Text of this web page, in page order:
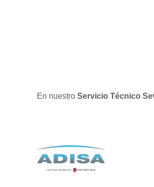
En nuestro Servicio Técnico